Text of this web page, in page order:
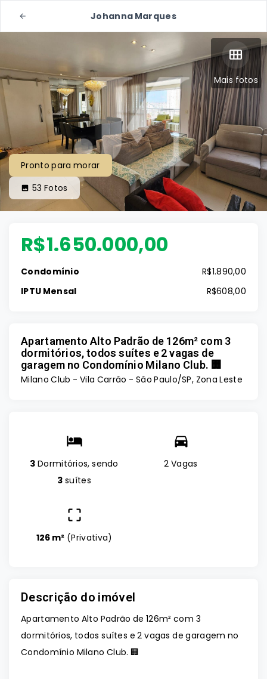
Johanna Marques
Mais fotos
Pronto para morar
53 Fotos
R$1.650.000,00
Condomínio
R$1.890,00
IPTU Mensal
R$608,00
Apartamento Alto Padrão de 126m² com 3
dormitórios, todos suítes e 2 vagas de
garagem no Condomínio Milano Club. 🏢
Milano Club - Vila Carrão - São Paulo/SP, Zona Leste
3 Dormitórios, sendo
3 suítes
2 Vagas
126 m² (Privativa)
Descrição do imóvel
Apartamento Alto Padrão de 126m² com 3
dormitórios, todos suítes e 2 vagas de garagem no
Condomínio Milano Club. 🏢